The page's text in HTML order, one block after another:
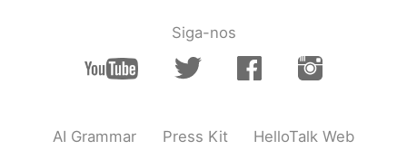
Thanks
Mish • ミッシュ • 미시 2019.04.20 09:31
fillings inside and is cooking in a pan.
Siga-nos
AI Grammar Press Kit HelloTalk Web